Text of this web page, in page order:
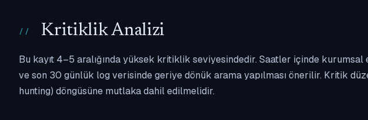
Kritiklik Analizi
Bu kayıt 4–5 aralığında yüksek kritiklik seviyesindedir. Saatler içinde
ve son 30 günlük log verisinde geriye dönük arama yapılması önerilir. Kritik
hunting) döngüsüne mutlaka dahil edilmelidir.